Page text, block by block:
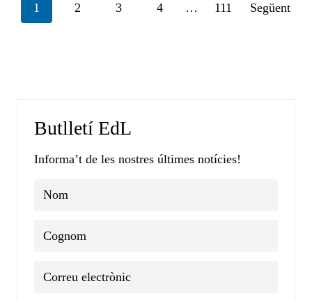
1 2 3 4 … 111 Següent
Butlletí EdL
Informa’t de les nostres últimes notícies!